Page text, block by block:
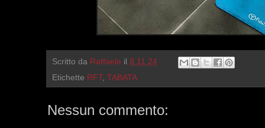
Scritto da Raffaele il 8.11.24
Etichette RFT, TABATA
Nessun commento: